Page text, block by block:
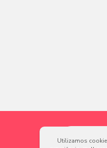
Utilizamos